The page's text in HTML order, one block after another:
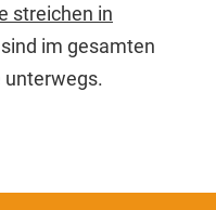
streichen in
im gesamten
unterwegs.